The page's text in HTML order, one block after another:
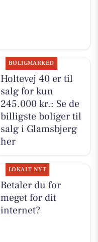
BOLIGMARKED
Holtevej 40 er til
salg for kun
245.000 kr.: Se de
billigste boliger til
salg i Glamsbjerg
her
LOKALT NYT
Betaler du for
meget for dit
internet?